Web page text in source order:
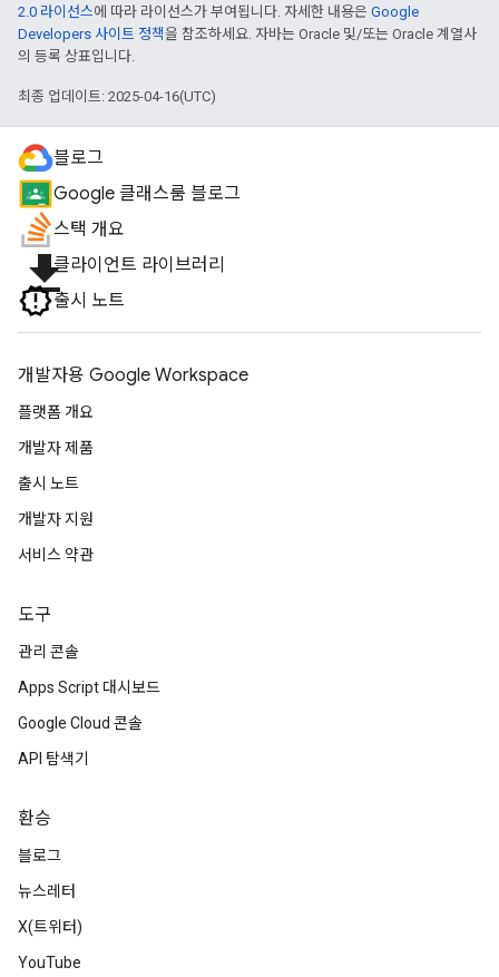
2.0 라이선스에 따라 라이선스가 부여됩니다. 자세한 내용은 Google
Developers 사이트 정책을 참조하세요. 자바는 Oracle 및/또는 Oracle 계열사
의 등록 상표입니다.
최종 업데이트: 2025-04-16(UTC)
블로그
Google 클래스룸 블로그
스택 개요
file_download클라이언트 라이브러리
출시 노트
개발자용 Google Workspace
플랫폼 개요
개발자 제품
출시 노트
개발자 지원
서비스 약관
도구
관리 콘솔
Apps Script 대시보드
Google Cloud 콘솔
API 탐색기
환승
블로그
뉴스레터
X(트위터)
YouTube